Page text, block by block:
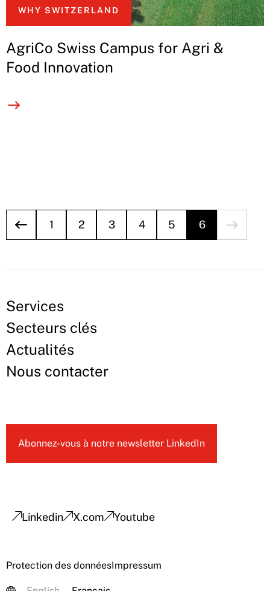
WHY SWITZERLAND
AgriCo Swiss Campus for Agri &
Food Innovation
1 2 3 4 5 6
Services
Secteurs clés
Actualités
Nous contacter
Abonnez-vous à notre newsletter LinkedIn
Linkedin X.com Youtube
Protection des donnéesImpressum